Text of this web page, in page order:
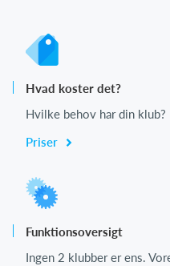
Hvad koster det?
Hvad koster det?
Hvilke behov har din klub?
Priser
Funktionsoversigt
Ingen 2 klubber er ens.